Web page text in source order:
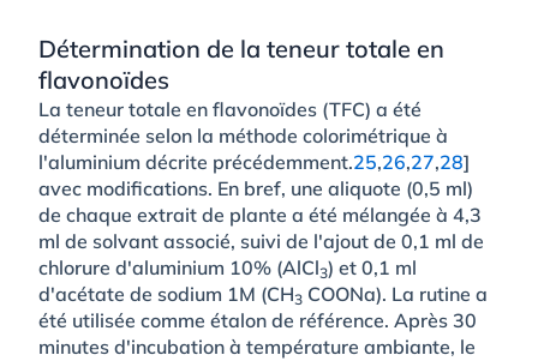
Détermination de la teneur totale en
flavonoïdes
La teneur totale en flavonoïdes (TFC) a été
déterminée selon la méthode colorimétrique à
l'aluminium décrite précédemment.25,26,27,28]
avec modifications. En bref, une aliquote (0,5 ml)
de chaque extrait de plante a été mélangée à 4,3
ml de solvant associé, suivi de l'ajout de 0,1 ml de
chlorure d'aluminium 10% (AlCl3) et 0,1 ml
d'acétate de sodium 1M (CH3 COONa). La rutine a
été utilisée comme étalon de référence. Après 30
minutes d'incubation à température ambiante, le